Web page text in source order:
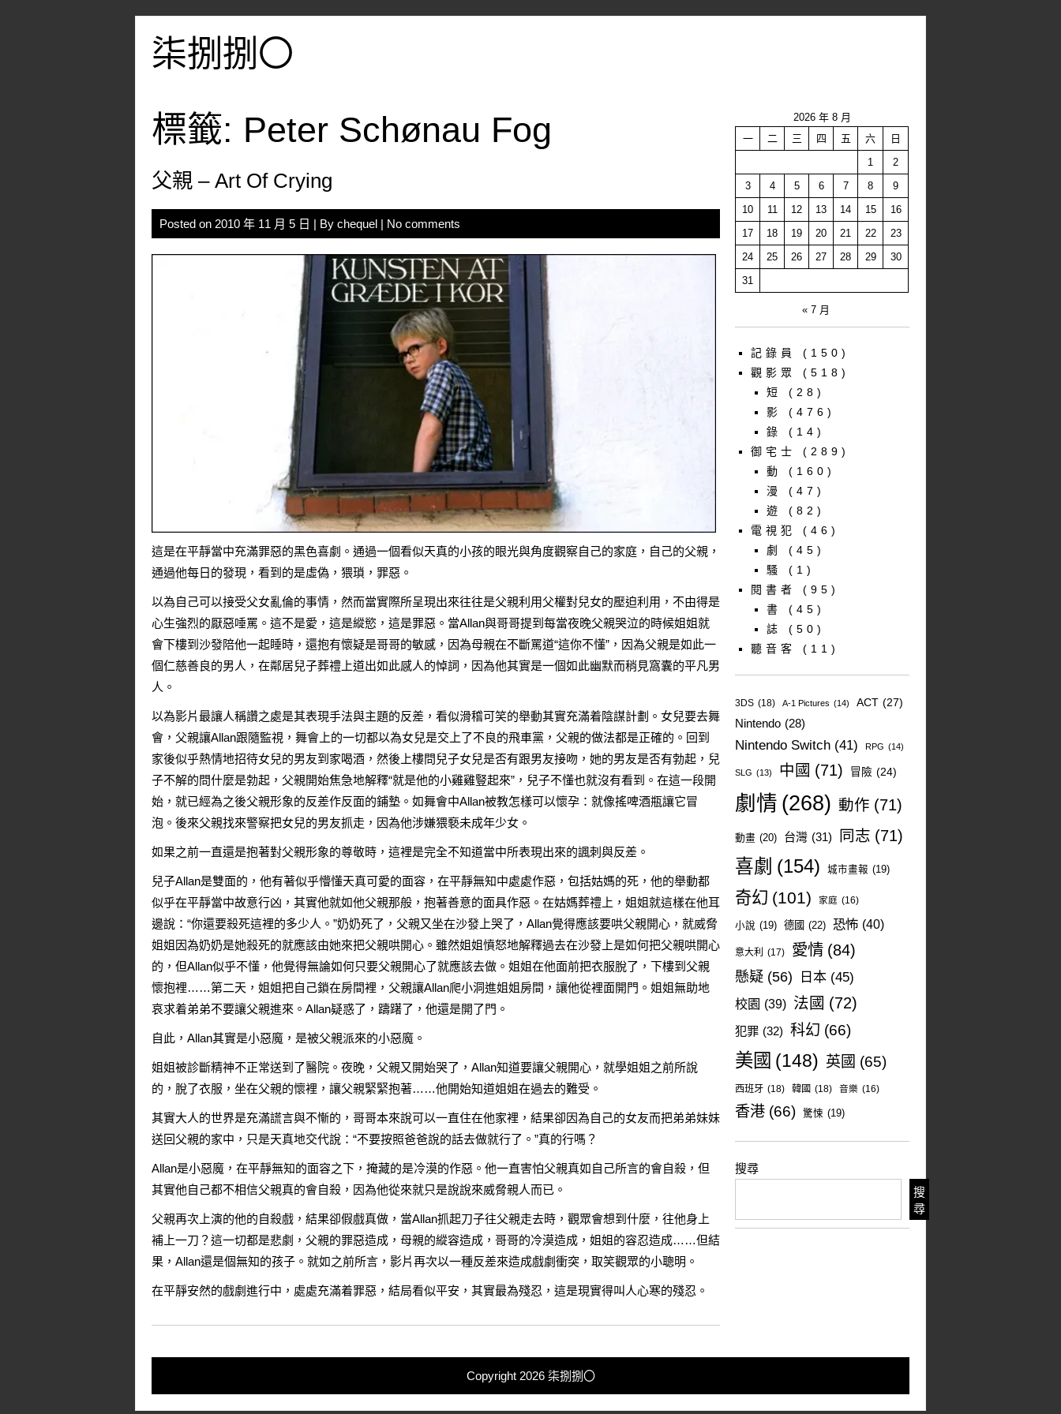
柒捌捌〇
標籤: Peter Schønau Fog
父親 – Art Of Crying
Posted on 2010 年 11 月 5 日 | By chequel | No comments
這是在平靜當中充滿罪惡的黑色喜劇。通過一個看似天真的小孩的眼光與角度觀察自己的家庭，自己的父親，
通過他每日的發現，看到的是虛偽，猥瑣，罪惡。
以為自己可以接受父女亂倫的事情，然而當實際所呈現出來往往是父親利用父權對兒女的壓迫利用，不由得是
心生強烈的厭惡唾罵。這不是愛，這是縱慾，這是罪惡。當Allan與哥哥提到每當夜晚父親哭泣的時候姐姐就
會下樓到沙發陪他一起睡時，還抱有懷疑是哥哥的敏感，因為母親在不斷罵道“這你不懂”，因為父親是如此一
個仁慈善良的男人，在鄰居兒子葬禮上道出如此感人的悼詞，因為他其實是一個如此幽默而稍見窩囊的平凡男
人。
以為影片最讓人稱讚之處是其表現手法與主題的反差，看似滑稽可笑的舉動其實充滿着陰謀計劃。女兒要去舞
會，父親讓Allan跟隨監視，舞會上的一切都以為女兒是交上了不良的飛車黨，父親的做法都是正確的。回到
家後似乎熱情地招待女兒的男友到家喝酒，然後上樓問兒子女兒是否有跟男友接吻，她的男友是否有勃起，兒
子不解的問什麼是勃起，父親開始焦急地解釋“就是他的小雞雞豎起來”，兒子不懂也就沒有看到。在這一段開
始，就已經為之後父親形象的反差作反面的鋪墊。如舞會中Allan被教怎樣可以懷孕：就像搖啤酒瓶讓它冒
泡。後來父親找來警察把女兒的男友抓走，因為他涉嫌猥褻未成年少女。
如果之前一直還是抱著對父親形象的尊敬時，這裡是完全不知道當中所表現出來的諷刺與反差。
兒子Allan是雙面的，他有著似乎懵懂天真可愛的面容，在平靜無知中處處作惡，包括姑媽的死，他的舉動都
似乎在平靜當中故意行凶，其實他就如他父親那般，抱著善意的面具作惡。在姑媽葬禮上，姐姐就這樣在他耳
邊說：“你還要殺死這裡的多少人。”奶奶死了，父親又坐在沙發上哭了，Allan覺得應該要哄父親開心，就威脅
姐姐因為奶奶是她殺死的就應該由她來把父親哄開心。雖然姐姐憤怒地解釋過去在沙發上是如何把父親哄開心
的，但Allan似乎不懂，他覺得無論如何只要父親開心了就應該去做。姐姐在他面前把衣服脫了，下樓到父親
懷抱裡……第二天，姐姐把自己鎖在房間裡，父親讓Allan爬小洞進姐姐房間，讓他從裡面開門。姐姐無助地
哀求着弟弟不要讓父親進來。Allan疑惑了，躊躇了，他還是開了門。
自此，Allan其實是小惡魔，是被父親派來的小惡魔。
姐姐被診斷精神不正常送到了醫院。夜晚，父親又開始哭了，Allan知道要讓父親開心，就學姐姐之前所說
的，脫了衣服，坐在父親的懷裡，讓父親緊緊抱著……他開始知道姐姐在過去的難受。
其實大人的世界是充滿謊言與不慚的，哥哥本來說可以一直住在他家裡，結果卻因為自己的女友而把弟弟妹妹
送回父親的家中，只是天真地交代說：“不要按照爸爸說的話去做就行了。”真的行嗎？
Allan是小惡魔，在平靜無知的面容之下，掩藏的是冷漠的作惡。他一直害怕父親真如自己所言的會自殺，但
其實他自己都不相信父親真的會自殺，因為他從來就只是說說來威脅親人而已。
父親再次上演的他的自殺戲，結果卻假戲真做，當Allan抓起刀子往父親走去時，觀眾會想到什麼，往他身上
補上一刀？這一切都是悲劇，父親的罪惡造成，母親的縱容造成，哥哥的冷漠造成，姐姐的容忍造成……但結
果，Allan還是個無知的孩子。就如之前所言，影片再次以一種反差來造成戲劇衝突，取笑觀眾的小聰明。
在平靜安然的戲劇進行中，處處充滿着罪惡，結局看似平安，其實最為殘忍，這是現實得叫人心寒的殘忍。
2026 年 8 月
一
二 三 四 五 六
日
1
2
3
4 5 6 7 8
9
10
11 12 13 14 15
16
17
18 19 20 21 22
23
24
25 26 27 28 29
30
31
« 7 月
記錄員
(150)
觀影眾
(518)
短
(28)
影
(476)
錄
(14)
御宅士
(289)
動
(160)
漫
(47)
遊
(82)
電視犯
(46)
劇
(45)
騷
(1)
閱書者
(95)
書
(45)
誌
(50)
聽音客
(11)
3DS (18) A-1 Pictures (14) ACT (27)
Nintendo (28)
Nintendo Switch (41) RPG (14)
SLG (13) 中國 (71) 冒險 (24)
劇情 (268) 動作 (71)
動畫 (20) 台灣 (31) 同志 (71)
喜劇 (154) 城市畫報 (19)
奇幻 (101) 家庭 (16)
小說 (19) 德國 (22) 恐怖 (40)
意大利 (17) 愛情 (84)
懸疑 (56) 日本 (45)
校園 (39) 法國 (72)
犯罪 (32) 科幻 (66)
美國 (148) 英國 (65)
西班牙 (18) 韓國 (18) 音樂 (16)
香港 (66) 驚悚 (19)
搜尋
搜
尋
Copyright 2026 柒捌捌〇